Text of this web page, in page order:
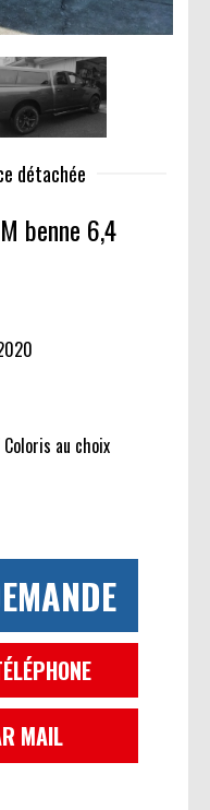
détachée
benne 6,4
au choix
MAIL